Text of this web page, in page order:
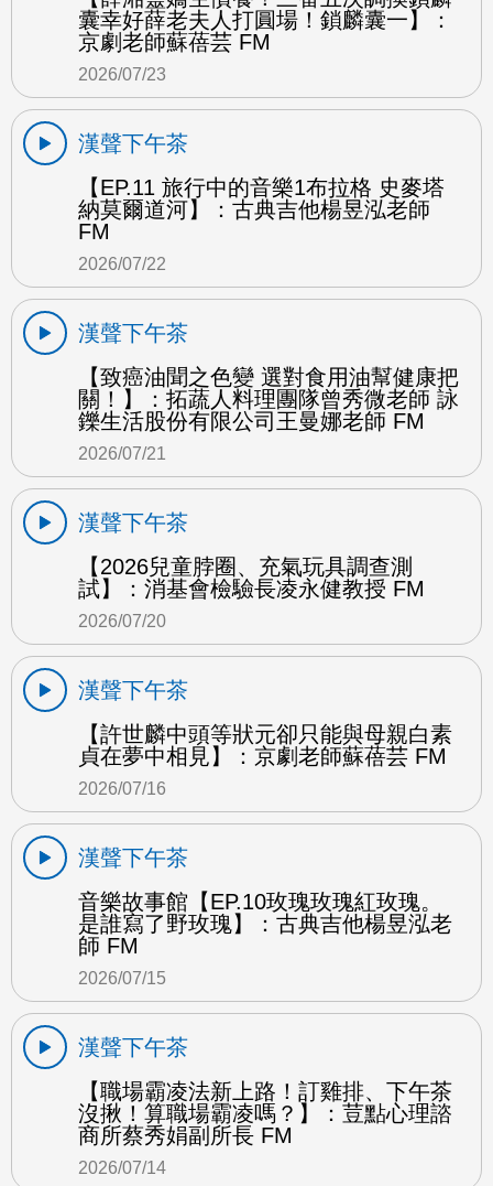
囊幸好薛老夫人打圓場！鎖麟囊一】：
京劇老師蘇蓓芸 FM
2026/07/23
漢聲下午茶
【EP.11 旅行中的音樂1布拉格 史麥塔
納莫爾道河】：古典吉他楊昱泓老師
FM
2026/07/22
漢聲下午茶
【致癌油聞之色變 選對食用油幫健康把
關！】：拓蔬人料理團隊曾秀微老師 詠
鑠生活股份有限公司王曼娜老師 FM
2026/07/21
漢聲下午茶
【2026兒童脖圈、充氣玩具調查測
試】：消基會檢驗長凌永健教授 FM
2026/07/20
漢聲下午茶
【許世麟中頭等狀元卻只能與母親白素
貞在夢中相見】：京劇老師蘇蓓芸 FM
2026/07/16
漢聲下午茶
音樂故事館【EP.10玫瑰玫瑰紅玫瑰。
是誰寫了野玫瑰】：古典吉他楊昱泓老
師 FM
2026/07/15
漢聲下午茶
【職場霸凌法新上路！訂雞排、下午茶
沒揪！算職場霸凌嗎？】：荳點心理諮
商所蔡秀娟副所長 FM
2026/07/14